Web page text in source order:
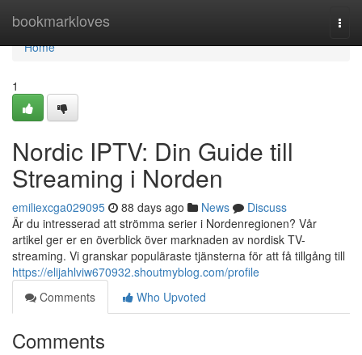
bookmarkloves
Home
Home
1
Nordic IPTV: Din Guide till
Streaming i Norden
emiliexcga029095 88 days ago News
Discuss
Är du intresserad att strömma serier i Nordenregionen? Vår
artikel ger er en överblick över marknaden av nordisk TV-
streaming. Vi granskar populäraste tjänsterna för att få tillgång till
https://elijahlviw670932.shoutmyblog.com/profile
Comments
Who Upvoted
Comments